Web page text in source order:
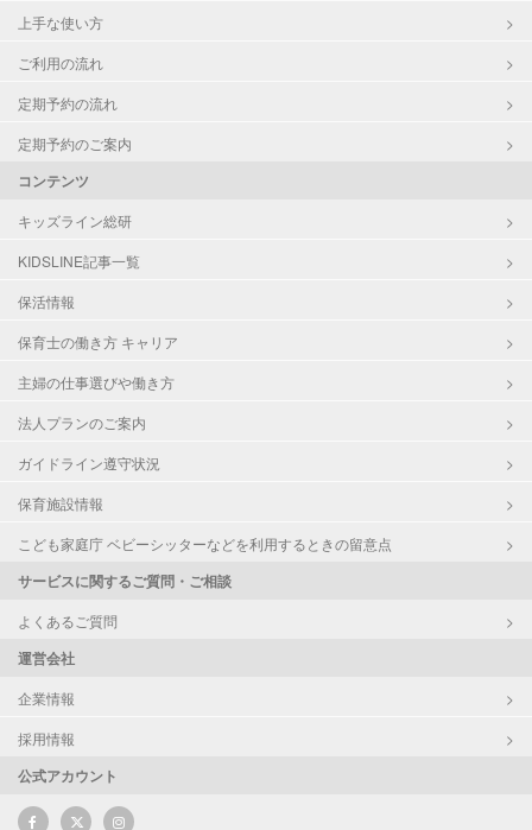
上手な使い方
ご利用の流れ
定期予約の流れ
定期予約のご案内
コンテンツ
キッズライン総研
KIDSLINE記事一覧
保活情報
保育士の働き方 キャリア
主婦の仕事選びや働き方
法人プランのご案内
ガイドライン遵守状況
保育施設情報
こども家庭庁 ベビーシッターなどを利用するときの留意点
サービスに関するご質問・ご相談
よくあるご質問
運営会社
企業情報
採用情報
公式アカウント